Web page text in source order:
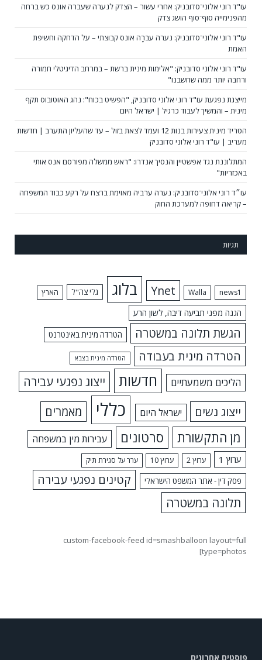
עו"ד רוני אלוני־סדובניק: אחרי עשור – הצדק לנערה שעברה אונס כש ברחה
מהפנימייה סוף־סוף הושג צדק
עו"ד רוני אלוני־סדובניק: נערה עברָה אונס קבוצתי – על הדחקה וחשיפת
האמת
עו"ד רוני אלוני סדובניק: "אלימות מינית ברשת – במרחב הדיגיטלי חמורה
ורחבה יותר ממה שחשבנו"
מייצגת נפגעת עו"ד רוני אלוני סדובניק, "הפשיט בכוח": נהג האוטובוס תקף
מינית – והמשיך לעבוד כרגיל | ישראל היום
הטריד מינית צעירות בנות 12 ועמד לצאת בזול – עד שהעליון התערב | חדשות
מעריב | עו"ד רוני אלוני סדובניק
המתלוננת נגד אפשטיין והנסיך אנדרו: "ראש ממשלה מפורסם אנס אותי
באכזריות"
עו״ד רוני אלוני־סדובניק: נערה ערביה מאוימת ברצח על רקע כבוד המשפחה
– קריאה דחופה למערכת החוק
תגיות
news1
Walla
Ynet בלוג גלי צה"ל הארץ
הגנה מפני תביעה דיבה, לשון הרע
הגשת תלונה במשטרה הטרדה מינית באינטרנט
הטרדה מינית בעבודה הטרדה מינית בצבא
הליכים משמעתיים חדשות
ייצוג נפגעי עבירה
ייצוג נשים
ישראל היום כללי מאמרים
מן התקשורת סרטונים עבירות מין במשפחה
ערוץ 1 ערוץ 2 ערוץ 10 ערר על סגירת תיק
פסק דין - אתר המשפט הישראלי קטינים נפגעי עבירה
תלונה במשטרה
custom-facebook-feed id=smashballoon layout=full
type=photos]
פוסטים אחרונים